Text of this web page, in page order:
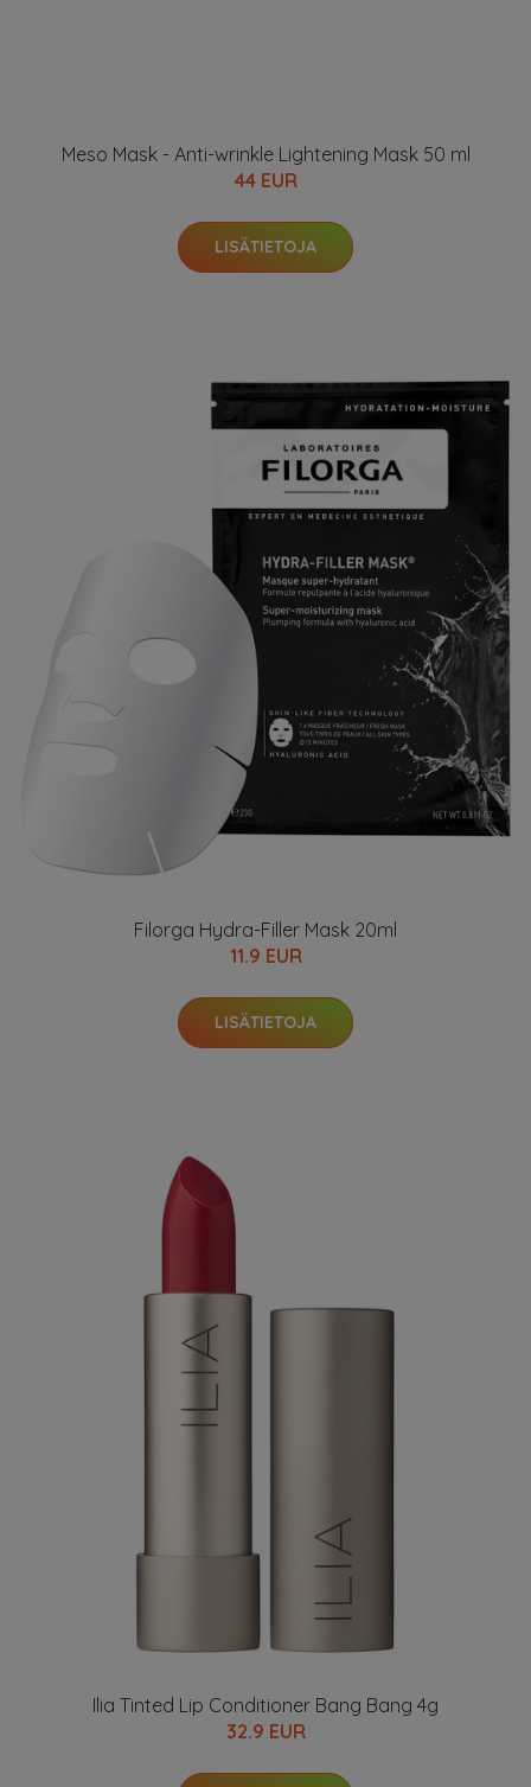
Meso Mask - Anti-wrinkle Lightening Mask 50 ml
44 EUR
LISÄTIETOJA
Filorga Hydra-Filler Mask 20ml
11.9 EUR
LISÄTIETOJA
Ilia Tinted Lip Conditioner Bang Bang 4g
32.9 EUR